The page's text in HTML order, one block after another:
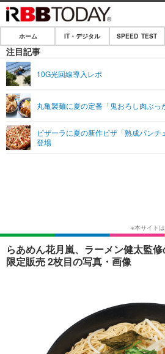
ホーム
IT・デジタル
ショッピング
SPEED TEST
エンタメ
エンタメTOP
ショッピング
ライフ
ホーム IT・デジタル SPEED TEST
注目記事
10G光回線導入レポ
丸亀製麺に夏の定番「鬼おろし肉ぶっ
ピザーラに夏の新作ピザ「熟成パンチ
登場
らあめん花月嵐、ラーメン健太監
限定販売 2枚目の写真・画像